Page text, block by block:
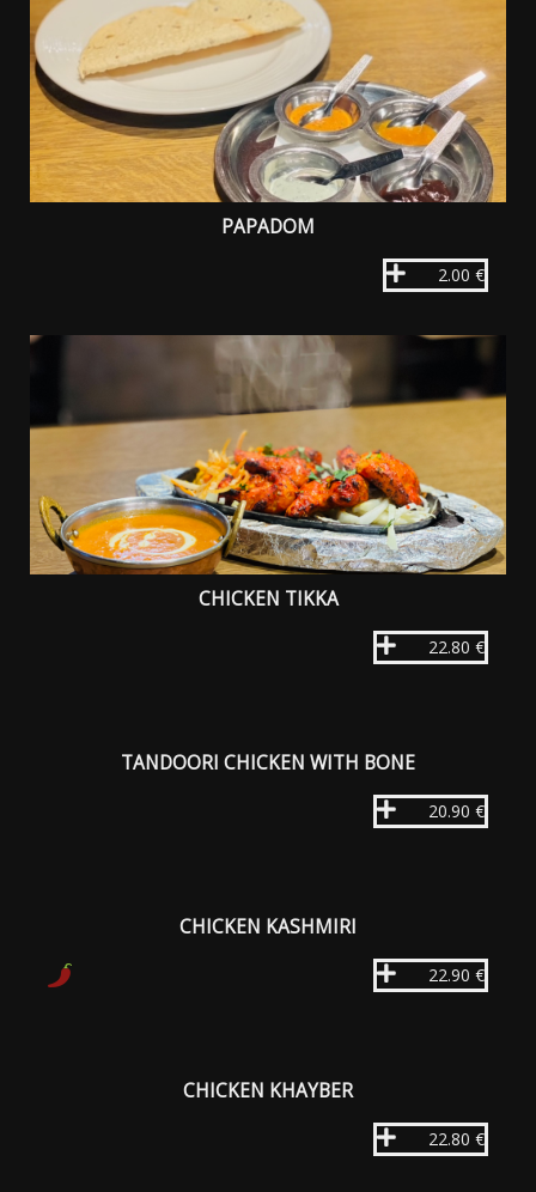
PAPADOM
2.00 €
CHICKEN TIKKA
22.80 €
TANDOORI CHICKEN WITH BONE
20.90 €
CHICKEN KASHMIRI
22.90 €
CHICKEN KHAYBER
22.80 €